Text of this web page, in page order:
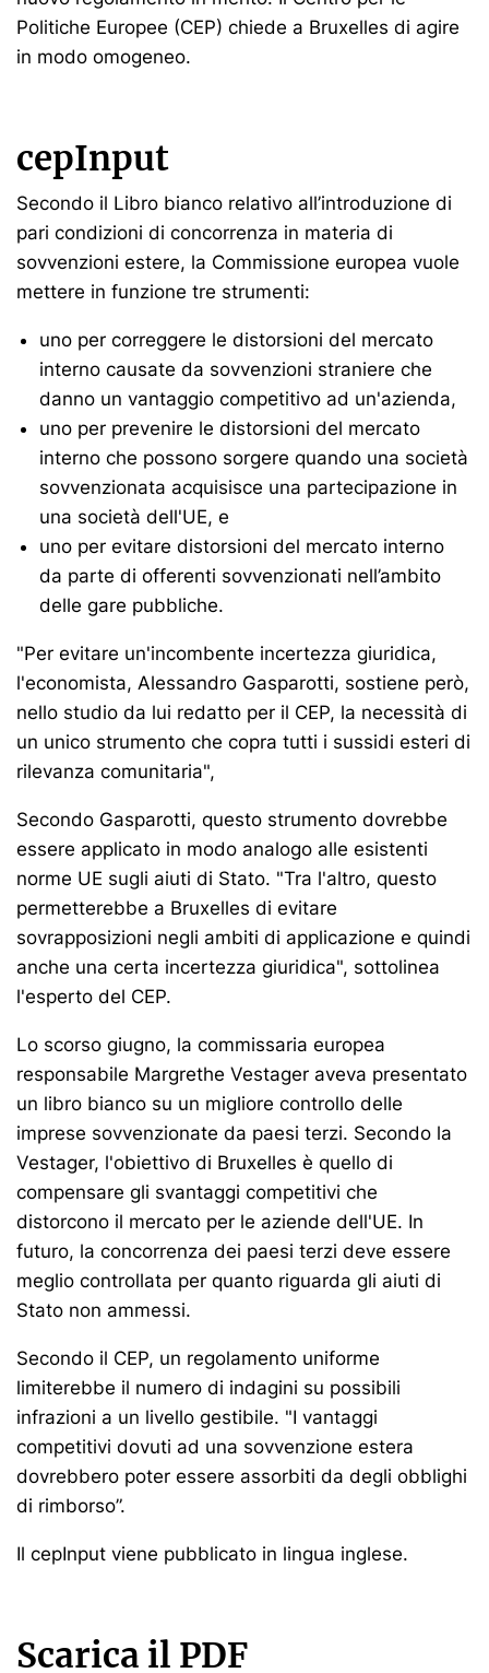
Politiche Europee (CEP) chiede a Bruxelles di agire
in modo omogeneo.
cepInput
Secondo il Libro bianco relativo all’introduzione di
pari condizioni di concorrenza in materia di
sovvenzioni estere, la Commissione europea vuole
mettere in funzione tre strumenti:
uno per correggere le distorsioni del mercato
interno causate da sovvenzioni straniere che
danno un vantaggio competitivo ad un'azienda,
uno per prevenire le distorsioni del mercato
interno che possono sorgere quando una società
sovvenzionata acquisisce una partecipazione in
una società dell'UE, e
uno per evitare distorsioni del mercato interno
da parte di offerenti sovvenzionati nell’ambito
delle gare pubbliche.
"Per evitare un'incombente incertezza giuridica,
l'economista, Alessandro Gasparotti, sostiene però,
nello studio da lui redatto per il CEP, la necessità di
un unico strumento che copra tutti i sussidi esteri di
rilevanza comunitaria",
Secondo Gasparotti, questo strumento dovrebbe
essere applicato in modo analogo alle esistenti
norme UE sugli aiuti di Stato. "Tra l'altro, questo
permetterebbe a Bruxelles di evitare
sovrapposizioni negli ambiti di applicazione e quindi
anche una certa incertezza giuridica", sottolinea
l'esperto del CEP.
Lo scorso giugno, la commissaria europea
responsabile Margrethe Vestager aveva presentato
un libro bianco su un migliore controllo delle
imprese sovvenzionate da paesi terzi. Secondo la
Vestager, l'obiettivo di Bruxelles è quello di
compensare gli svantaggi competitivi che
distorcono il mercato per le aziende dell'UE. In
futuro, la concorrenza dei paesi terzi deve essere
meglio controllata per quanto riguarda gli aiuti di
Stato non ammessi.
Secondo il CEP, un regolamento uniforme
limiterebbe il numero di indagini su possibili
infrazioni a un livello gestibile. "I vantaggi
competitivi dovuti ad una sovvenzione estera
dovrebbero poter essere assorbiti da degli obblighi
di rimborso”.
Il cepInput viene pubblicato in lingua inglese.
Scarica il PDF